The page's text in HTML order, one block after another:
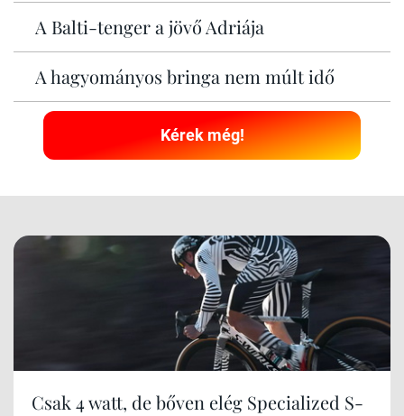
A Balti-tenger a jövő Adriája
A hagyományos bringa nem múlt idő
Kérek még!
Csak 4 watt, de bőven elég Specialized S-